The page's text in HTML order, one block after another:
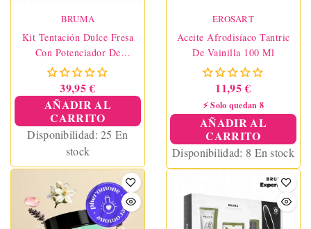
BRUMA
Kit Tentación Dulce Fresa
Con Potenciador De
Orgasmos
39,95 €
AÑADIR AL
CARRITO
Disponibilidad:25 En
stock
EROSART
Aceite Afrodisíaco Tantric
De Vainilla 100 Ml
11,95 €
⚡ Solo quedan 8
AÑADIR AL
CARRITO
Disponibilidad: 8 En stock